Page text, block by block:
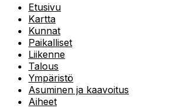
Etusivu
Kartta
Kunnat
Paikalliset
Liikenne
Talous
Ympäristö
Asuminen ja kaavoitus
Aiheet